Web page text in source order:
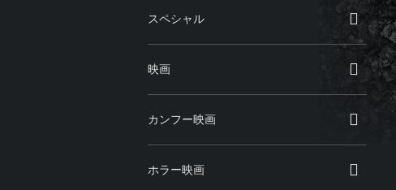
スペシャル
映画
カンフー映画
ホラー映画